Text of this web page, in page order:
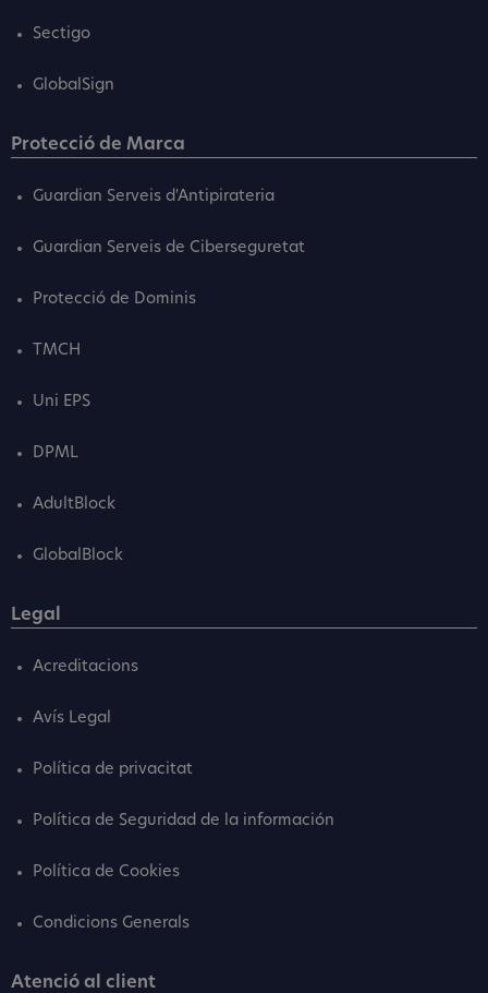
Sectigo
GlobalSign
Protecció de Marca
Guardian Serveis d'Antipirateria
Guardian Serveis de Ciberseguretat
Protecció de Dominis
TMCH
Uni EPS
DPML
AdultBlock
GlobalBlock
Legal
Acreditacions
Avís Legal
Política de privacitat
Política de Seguridad de la información
Política de Cookies
Condicions Generals
Atenció al client